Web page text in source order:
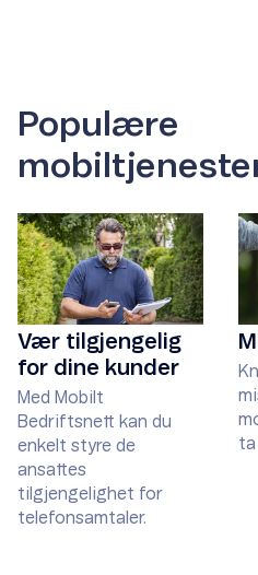
Populære
Vær tilgjengelig
for dine kunder
Med Mobilt
Bedriftsnett kan du
enkelt styre de
ansattes
tilgjengelighet for
telefonsamtaler.
ta